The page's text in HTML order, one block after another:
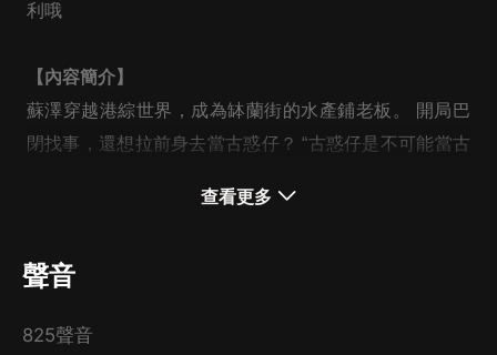
利哦
【內容簡介】
蘇澤穿越港綜世界，成為缽蘭街的水產鋪老板。 開局巴
閉找事，還想拉前身去當古惑仔？ “古惑仔是不可能當古
sir，我一個賣海鮮的隨手帶個扳手很正常吧？” “阿sir，你
魚龍混雜，而蘇澤運氣不錯，從其中拚了出來。 或許對
澤而言…… 這是最美好的時代。
查看更多
聲音
825聲音